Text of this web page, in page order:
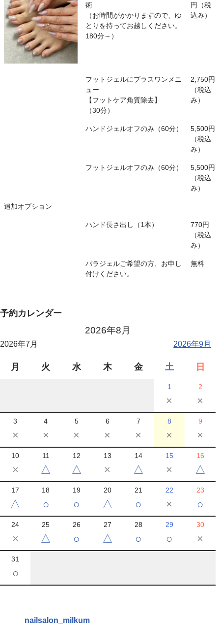
術
（お時間がかかりますので、ゆ
とりを持ってお越しください。
180分～）
円（税
込み）
フットジェルにプラスワンメニ
ュー
【フットケア角質除去】
（30分）
2,750円
（税込
み）
ハンドジェルオフのみ（60分）
5,500円
（税込
み）
フットジェルオフのみ（60分）
5,500円
（税込
み）
追加オプション
ハンド長さ出し（1本）
770円
（税込
み）
パラジェルご希望の方、お申し
付けください。
無料
予約カレンダー
2026年8月
2026年7月 2026年9月
月 火 水 木 金 土 日
1
×
2
×
3
×
4
×
5
×
6
×
7
×
8
×
9
×
10
×
11
△
12
△
13
×
14
△
15
×
16
△
17
△
18
○
19
○
20
△
21
○
22
×
23
○
24
×
25
△
26
○
27
△
28
○
29
○
30
×
31
○
nailsalon_milkum